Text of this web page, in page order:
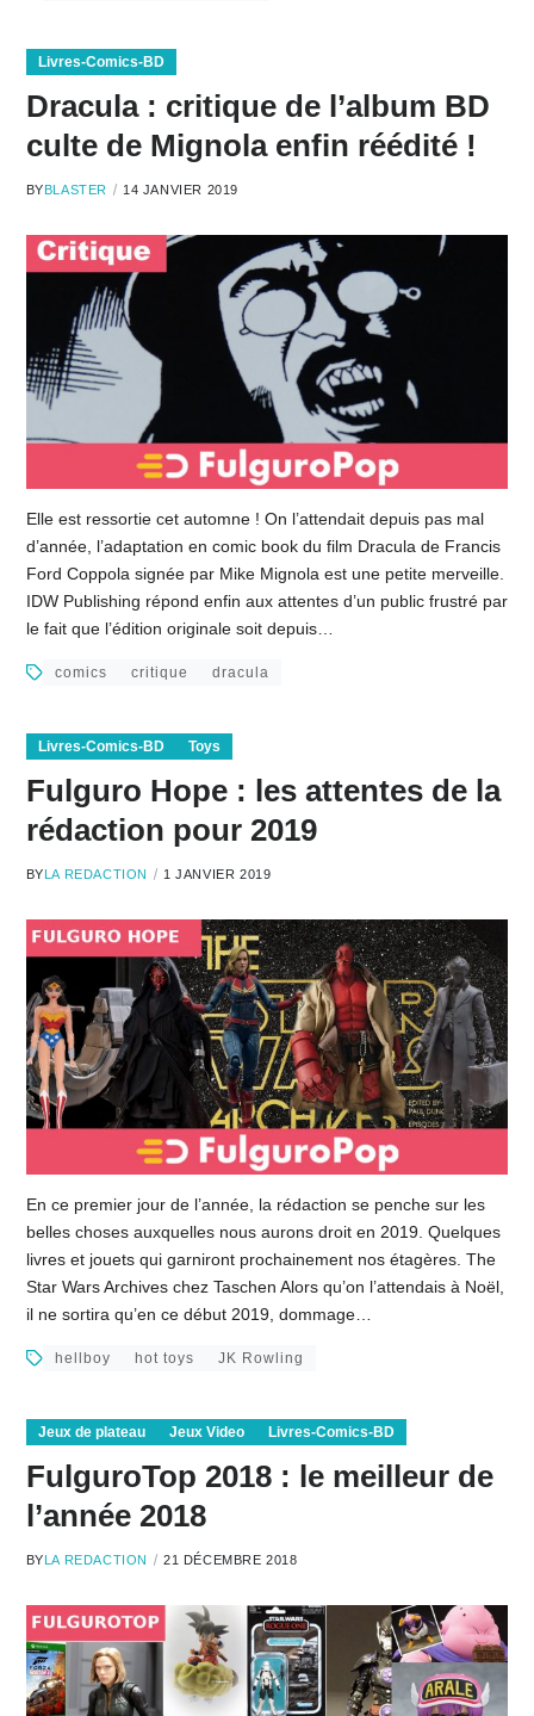
Livres-Comics-BD
Dracula : critique de l’album BD
culte de Mignola enfin réédité !
BY BLASTER 14 JANVIER 2019
Elle est ressortie cet automne ! On l’attendait depuis pas mal
d’année, l’adaptation en comic book du film Dracula de Francis
Ford Coppola signée par Mike Mignola est une petite merveille.
IDW Publishing répond enfin aux attentes d’un public frustré par
le fait que l’édition originale soit depuis…
comics critique dracula
Livres-Comics-BD Toys
Fulguro Hope : les attentes de la
rédaction pour 2019
BY LA REDACTION 1 JANVIER 2019
En ce premier jour de l’année, la rédaction se penche sur les
belles choses auxquelles nous aurons droit en 2019. Quelques
livres et jouets qui garniront prochainement nos étagères. The
Star Wars Archives chez Taschen Alors qu’on l’attendais à Noël,
il ne sortira qu’en ce début 2019, dommage…
hellboy hot toys JK Rowling
Jeux de plateau Jeux Video Livres-Comics-BD
FulguroTop 2018 : le meilleur de
l’année 2018
BYLA REDACTION 21 DÉCEMBRE 2018